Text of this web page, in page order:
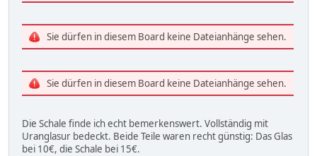
Sie dürfen in diesem Board keine Dateianhänge sehen.
Sie dürfen in diesem Board keine Dateianhänge sehen.
Die Schale finde ich echt bemerkenswert. Vollständig mit
Uranglasur bedeckt. Beide Teile waren recht günstig: Das Glas
bei 10€, die Schale bei 15€.